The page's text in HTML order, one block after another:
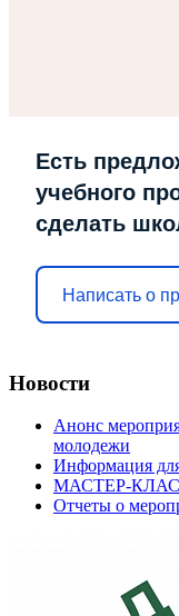
Есть
учебного
сделать
Написать о
Новости
Анонс
молодежи
Информация
МАСТЕР-
Отчеты о